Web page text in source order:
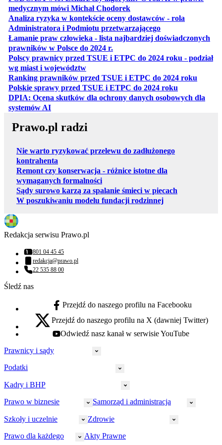
medycznym mówi Michał Chodorekotwiera się w nowej karcie
Analiza ryzyka w kontekście oceny dostawców - rola
Administratora i Podmiotu przetwarzającegootwiera się w
Łamanie praw człowieka - lista najbardziej doświadczonych
prawników w Polsce do 2024 r.
Polscy prawnicy przed TSUE i ETPC do 2024 roku - podział
wg miast i województwotwiera się w nowej karcie
Ranking prawników przed TSUE i ETPC do 2024 roku
Polskie sprawy przed TSUE i ETPC do 2024 roku
DPIA: Ocena skutków dla ochrony danych osobowych dla
systemów AIotwiera się w nowej karcie
Prawo.pl radzi
Nie warto ryzykować przelewu do zadłużonego
kontrahenta
Remont czy konserwacja - różnice istotne dla
wymaganych formalności
Sądy surowo karzą za spalanie śmieci w piecach
W poszukiwaniu modelu fundacji rodzinnej
Redakcja serwisu Prawo.pl
Numer telefonu:
801 04 45 45
Adres email:
redakcja@prawo.pl
Numer telefonu:
22 535 88 00
Śledź nas
facebook - otwiera się w nowej karcie
Przejdź do naszego profilu na Facebooku
x - otwiera się w nowej karcie
Przejdź do naszego profilu na X (dawniej Twitter)
youtube - otwiera się w nowej karcie
Odwiedź nasz kanał w serwisie YouTube
Prawnicy i sądy
Prawnicy
Policja
Strefa aplikanta
Sędziowie
Podatki
CIT
Akcyza
Rachunkowość
Kadry i BHP
HR
Ubezpieczenia społeczne
Prawo w biznesie
Małe i średnie firmy
Samorząd i administracja
Bezpieczeństwo publiczne
Szkoły i uczelnie Zdrowie
Prawo dla każdego Akty Prawne